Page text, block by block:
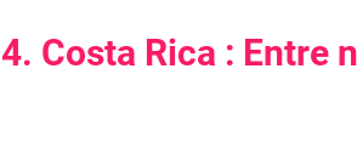
4. Costa Rica : Entre